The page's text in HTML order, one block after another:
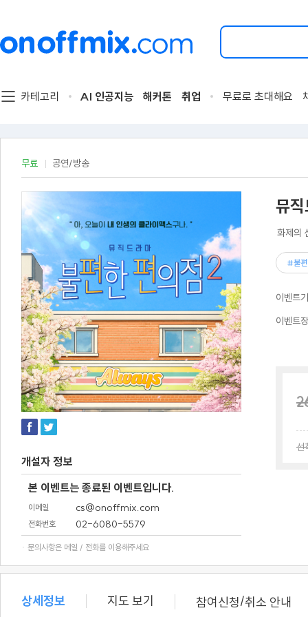
검
할
트
를
해
요.
카테고리 AI 인공지능 해커톤 취업 무료로 초대해요
무료 공연/방송
개설자 정보
본 이벤트는 종료된 이벤트입니다.
이메일 cs@onoffmix.com
전화번호 02-6080-5579
· 문의사항은 메일 / 전화를 이용해주세요
뮤
화제의
#불편
이벤트
이벤트
선
상세정보 지도 보기 참여신청/취소 안내